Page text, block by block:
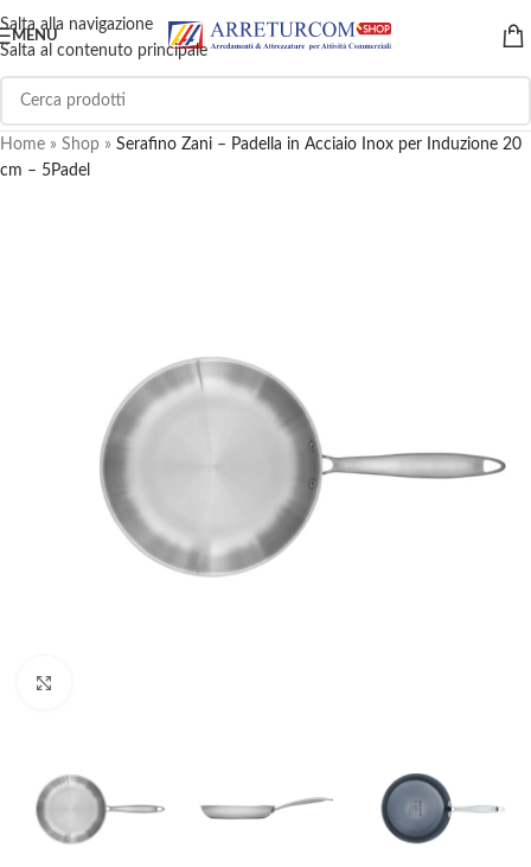
Salta alla navigazione
Salta al contenuto principale
MENU
Home » Shop » Serafino Zani – Padella in Acciaio Inox per Induzione 20
cm – 5Padel